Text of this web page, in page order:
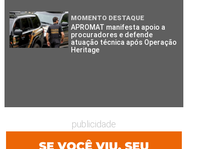
MOMENTO DESTAQUE
APROMAT manifesta apoio a
procuradores e defende
atuação técnica após Operação
Heritage
publicidade